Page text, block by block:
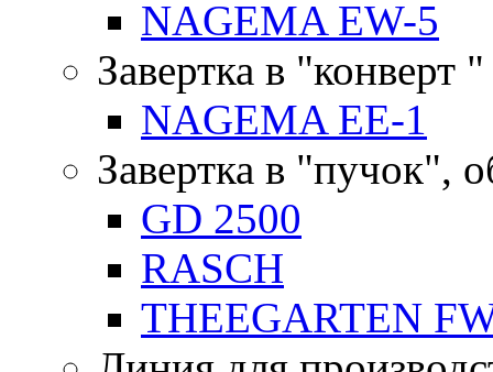
NAGEMA EW-5
Завертка в "конверт "
NAGEMA EE-1
Завертка в "пучок",
GD 2500
RASCH
THEEGARTEN